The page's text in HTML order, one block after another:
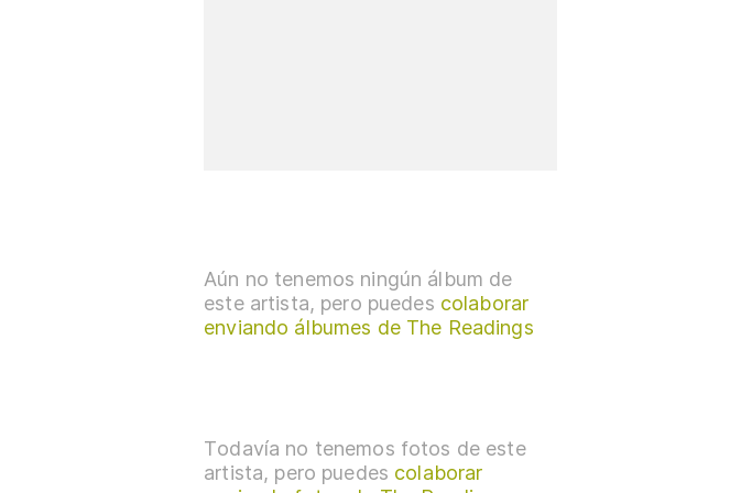
Aún no tenemos ningún álbum de
este artista, pero puedes colaborar
enviando álbumes de The Readings
Todavía no tenemos fotos de este
artista, pero puedes colaborar